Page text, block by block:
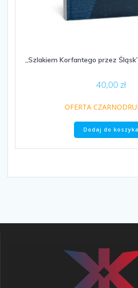
„Szlakiem Korfantego przez
40,00 zł
OFERTA
Dodaj do koszyka